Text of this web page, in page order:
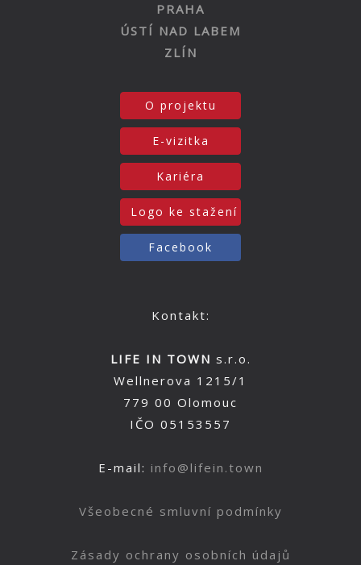
PRAHA
ÚSTÍ NAD LABEM
ZLÍN
O projektu
E-vizitka
Kariéra
Logo ke stažení
Facebook
Kontakt:
LIFE IN TOWN s.r.o.
Wellnerova 1215/1
779 00 Olomouc
IČO 05153557
E-mail: info@lifein.town
Všeobecné smluvní podmínky
Zásady ochrany osobních údajů